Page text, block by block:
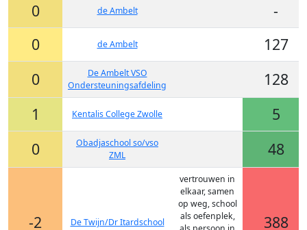
0
de Ambelt
-
0
de Ambelt
127
0
De Ambelt VSO
Ondersteuningsafdeling
128
1
Kentalis College Zwolle
5
0
Obadjaschool so/vso
ZML
48
-2 De Twijn/Dr Itardschool
vertrouwen in
elkaar, samen
op weg, school
als oefenplek,
388